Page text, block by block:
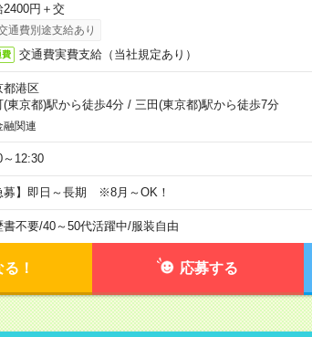
2400円＋交
通費別途支給あり
費 交通費実費支給（当社規定あり）
都港区
(東京都)駅から徒歩4分/ 三田(東京都)駅から徒歩7分
融関連
～12:30
募】即日～長期 ※8月～OK！
書不要/40～50代活躍中/服装自由
！ 応募する